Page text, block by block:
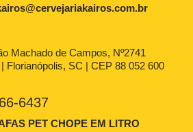
Machado de Campos, Nº2741
Florianópolis, SC | CEP 88 052 600
6437
PET CHOPE EM LITRO